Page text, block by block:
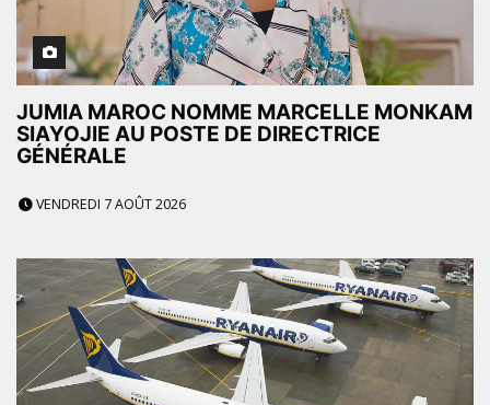
JUMIA MAROC NOMME MARCELLE MONKAM
SIAYOJIE AU POSTE DE DIRECTRICE
GÉNÉRALE
VENDREDI 7 AOÛT 2026